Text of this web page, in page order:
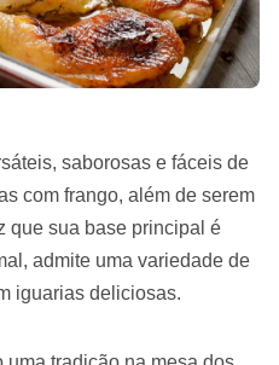
saborosas e fáceis de
com frango, além de serem
que sua base principal é
admite uma variedade de
iguarias deliciosas.